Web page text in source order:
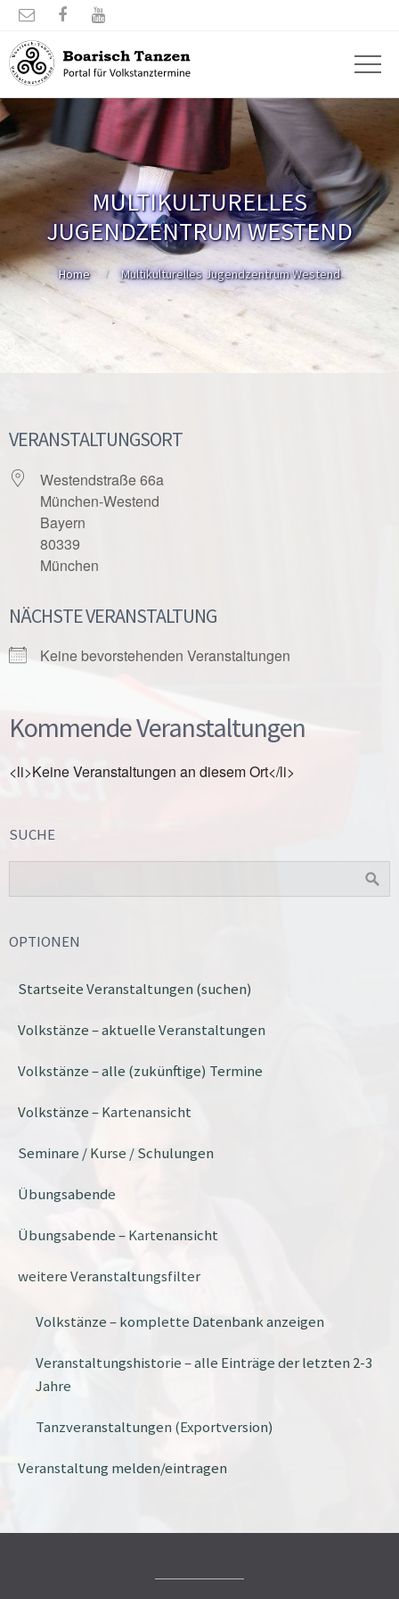
  
MULTIKULTURELLES
JUGENDZENTRUM WESTEND
Home Multikulturelles Jugendzentrum Westend
VERANSTALTUNGSORT
Westendstraße 66a
München-Westend
Bayern
80339
München
NÄCHSTE VERANSTALTUNG
Keine bevorstehenden Veranstaltungen
Kommende Veranstaltungen
<li>Keine Veranstaltungen an diesem Ort</li>
SUCHE
OPTIONEN
Startseite Veranstaltungen (suchen)
Volkstänze – aktuelle Veranstaltungen
Volkstänze – alle (zukünftige) Termine
Volkstänze – Kartenansicht
Seminare / Kurse / Schulungen
Übungsabende
Übungsabende – Kartenansicht
weitere Veranstaltungsfilter
Volkstänze – komplette Datenbank anzeigen
Veranstaltungshistorie – alle Einträge der letzten 2-3
Jahre
Tanzveranstaltungen (Exportversion)
Veranstaltung melden/eintragen